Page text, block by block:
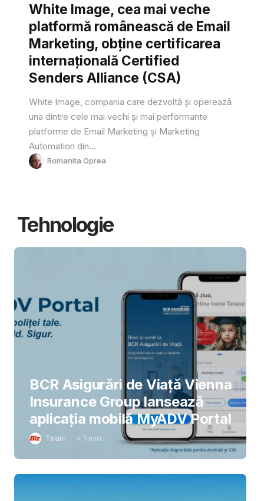
White Image, cea mai veche
platformă românească de Email
Marketing, obține certificarea
internațională Certified
Senders Alliance (CSA)
White Image, compania care dezvoltă și operează
una dintre cele mai vechi și mai performante
platforme de Email Marketing și Marketing
Automation din...
Romanita Oprea
Tehnologie
BCR Asigurări de Viață Vienna
Insurance Group lansează
aplicația mobilă MyADV Portal
Team < 1 min